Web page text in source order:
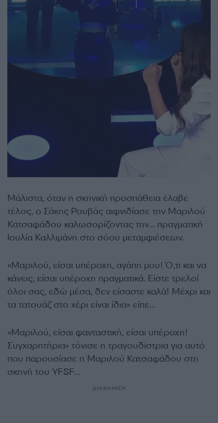
Μάλιστα, όταν η σκηνική προσπάθεια έλαβε
τέλος, ο Σάκης Ρουβάς αιφνιδίασε την Μαριλού
Κατσαφάδου καλωσορίζοντας την… πραγματική
Ιουλία Καλλιμάνη στο σόου μεταμφιέσεων.
«Μαριλού, είσαι υπέροχη, αγάπη μου! Ό,τι και να
κάνεις, είσαι υπέροχη πραγματικά. Είστε τρελοί
όλοι σας, εδώ μέσα, δεν είσαστε καλά! Μέχρι και
τα τατουάζ στο χέρι είναι ίδια» είπε…
«Μαριλού, είσαι φανταστική, είσαι υπέροχη!
Συγχαρητήρια» τόνισε η τραγουδίστρια για αυτό
που παρουσίασε η Μαριλού Κατσαφάδου στη
σκηνή του YFSF…
ΔΙΑΦΗΜΙΣΗ